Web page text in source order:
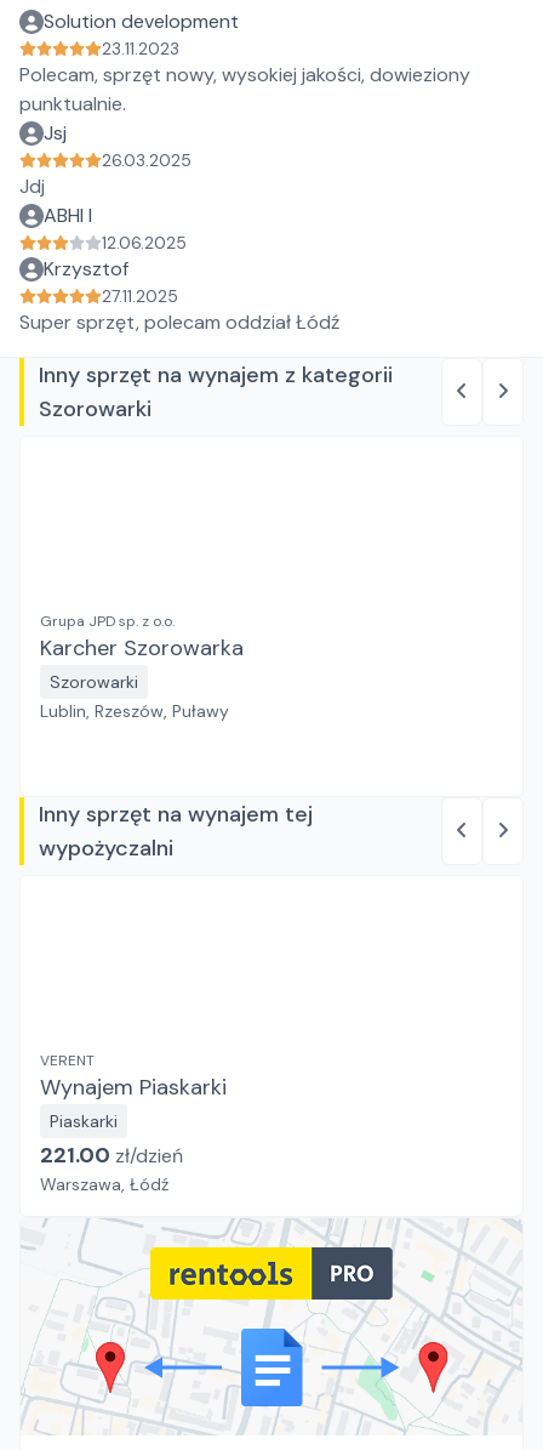
Solution development
23.11.2023
Polecam, sprzęt nowy, wysokiej jakości, dowieziony
punktualnie.
Jsj
26.03.2025
Jdj
ABHI I
12.06.2025
Krzysztof
27.11.2025
Super sprzęt, polecam oddział Łódź
Inny sprzęt na wynajem z kategorii
Szorowarki
Grupa JPD sp. z o.o.
Karcher Szorowarka
Szorowarki
Lublin, Rzeszów, Puławy
Inny sprzęt na wynajem tej
wypożyczalni
VERENT
Wynajem Piaskarki
Piaskarki
221.00 zł/dzień
Warszawa, Łódź